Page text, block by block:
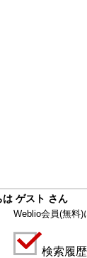
は ゲスト さん
Weblio会員(無料)
検索履